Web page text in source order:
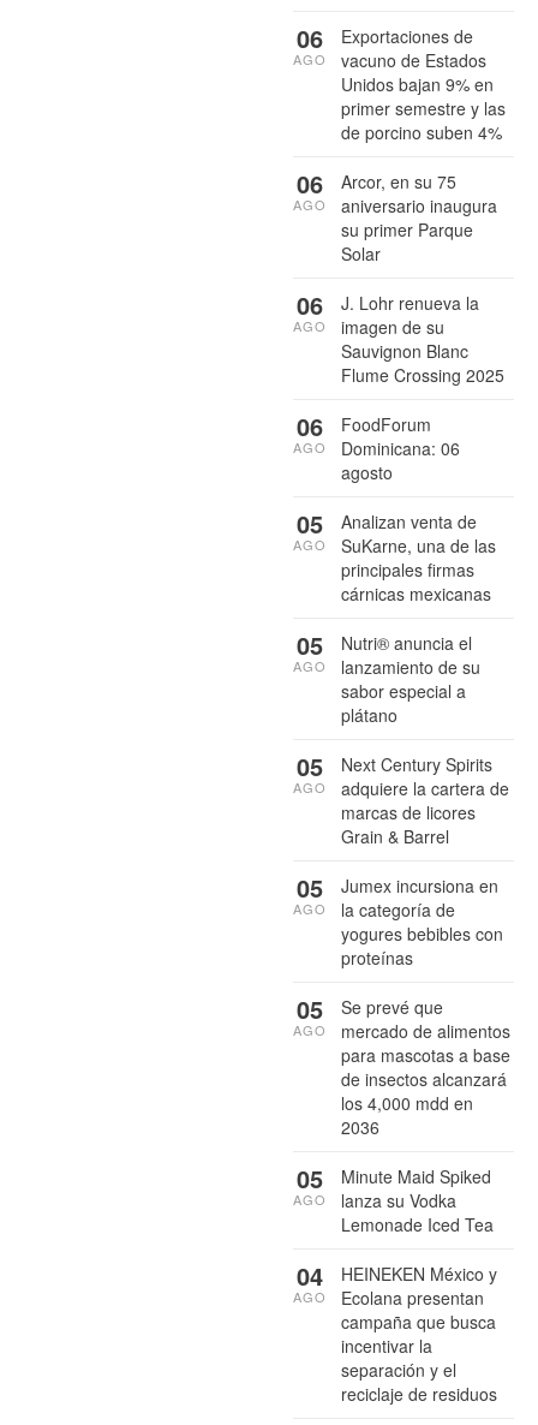
Exportaciones de
vacuno de Estados
Unidos bajan 9% en
primer semestre y las
de porcino suben 4%
06
AGO
Arcor, en su 75
aniversario inaugura
su primer Parque
Solar
06
AGO
J. Lohr renueva la
imagen de su
Sauvignon Blanc
Flume Crossing 2025
06
AGO
FoodForum
Dominicana: 06
agosto
06
AGO
Analizan venta de
SuKarne, una de las
principales firmas
cárnicas mexicanas
05
AGO
Nutri® anuncia el
lanzamiento de su
sabor especial a
plátano
05
AGO
Next Century Spirits
adquiere la cartera de
marcas de licores
Grain & Barrel
05
AGO
Jumex incursiona en
la categoría de
yogures bebibles con
proteínas
05
AGO
Se prevé que
mercado de alimentos
para mascotas a base
de insectos alcanzará
los 4,000 mdd en
2036
05
AGO
Minute Maid Spiked
lanza su Vodka
Lemonade Iced Tea
05
AGO
HEINEKEN México y
Ecolana presentan
campaña que busca
incentivar la
separación y el
reciclaje de residuos
04
AGO